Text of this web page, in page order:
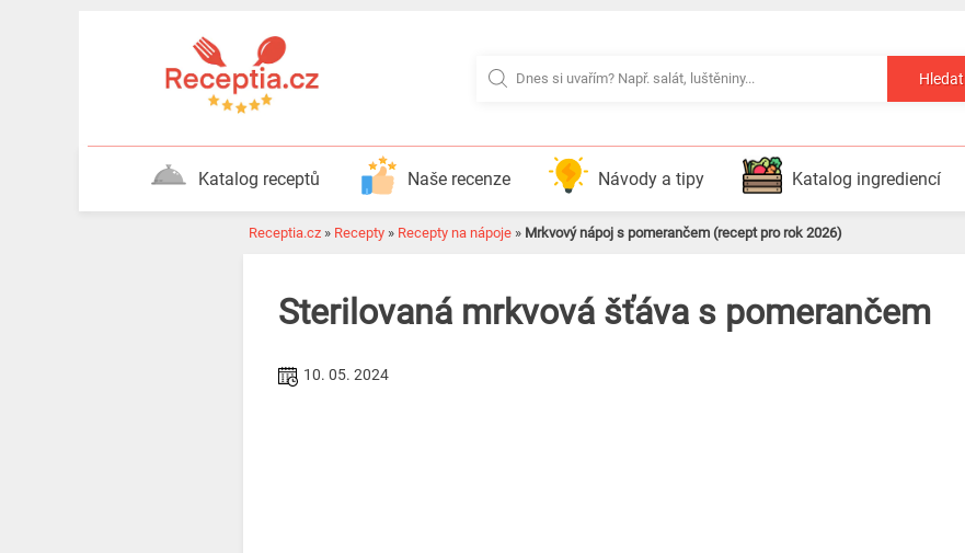
Hledat
Katalog receptů Naše recenze Návody a tipy Katalog ingrediencí
Receptia.cz » Recepty » Recepty na nápoje » Mrkvový nápoj s pomerančem (recept pro rok 2026)
Sterilovaná mrkvová šťáva s pomerančem
10. 05. 2024